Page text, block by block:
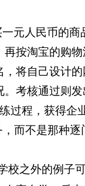
元人民币的
按淘宝的购
将自己设计
考核通过则发
过程，获得企
而不是那种
校之外的例子